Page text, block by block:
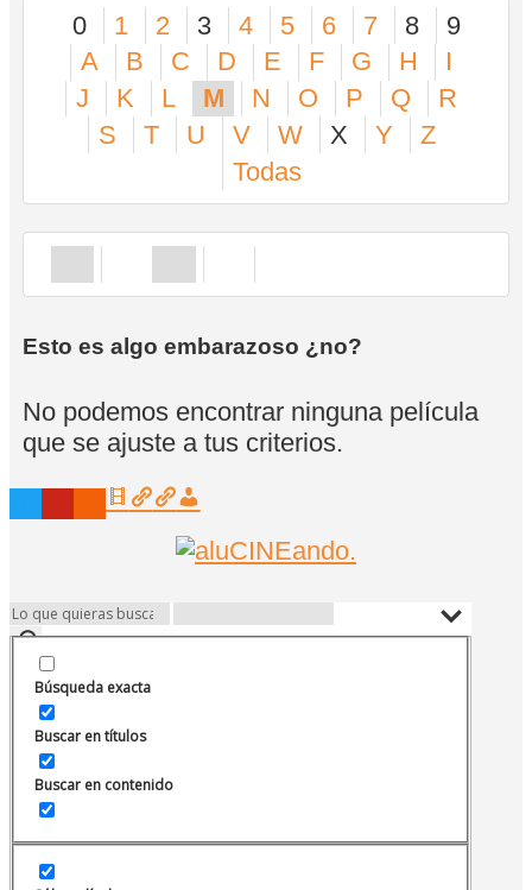
0 1 2 3 4 5 6 7 8
9
A
B C D E F G H
I
J
K L M N O P Q
R
S
T U V W X Y
Z
Todas
Esto es algo embarazoso ¿no?
No podemos encontrar ninguna película
que se ajuste a tus criterios.
Búsqueda exacta
Buscar en títulos
Buscar en contenido